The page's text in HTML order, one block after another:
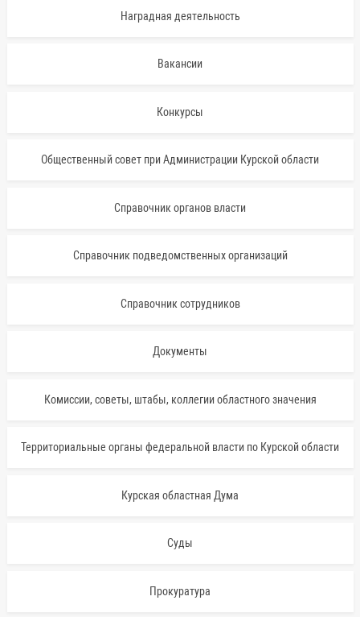
Наградная деятельность
Вакансии
Конкурсы
Общественный совет при Администрации Курской области
Справочник органов власти
Справочник подведомственных организаций
Справочник сотрудников
Документы
Комиссии, советы, штабы, коллегии областного значения
Территориальные органы федеральной власти по Курской области
Курская областная Дума
Суды
Прокуратура